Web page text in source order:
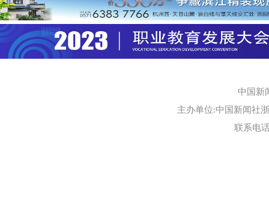
中国新
主办单位:中国新闻社
联系电